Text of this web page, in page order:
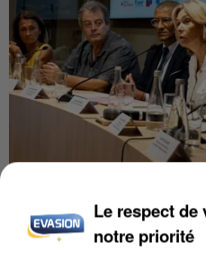
DE SOLIDARITÉ AVEC
Le respect de
notre priorité